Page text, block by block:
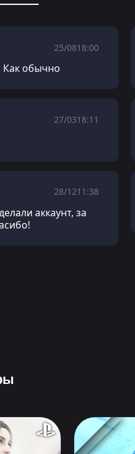
25/0818:00
Как обычно
27/0318:11
28/1211:38
аккаунт, за